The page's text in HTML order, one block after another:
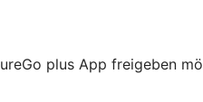
plus App freigeben